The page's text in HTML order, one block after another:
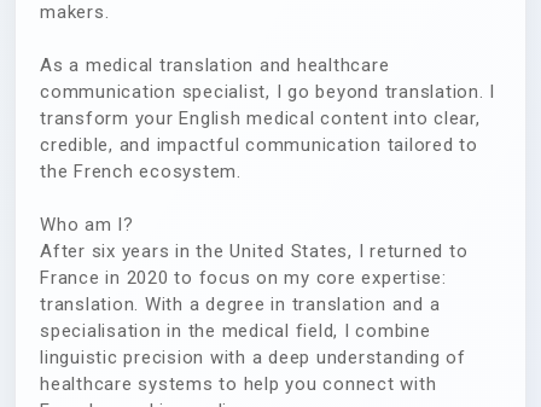
makers.
As a medical translation and healthcare
communication specialist, I go beyond translation. I
transform your English medical content into clear,
credible, and impactful communication tailored to
the French ecosystem.
Who am I?
After six years in the United States, I returned to
France in 2020 to focus on my core expertise:
translation. With a degree in translation and a
specialisation in the medical field, I combine
linguistic precision with a deep understanding of
healthcare systems to help you connect with